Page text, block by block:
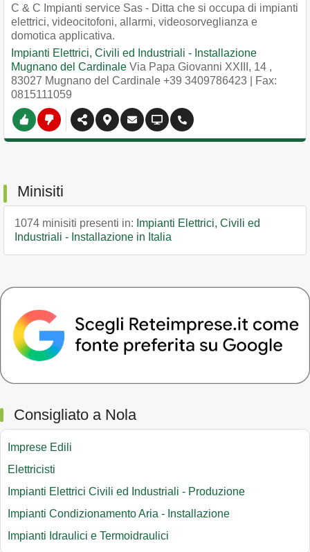
C & C Impianti service Sas - Ditta che si occupa di impianti
elettrici, videocitofoni, allarmi, videosorveglianza e
domotica applicativa.
Impianti Elettrici, Civili ed Industriali - Installazione
Mugnano del Cardinale Via Papa Giovanni XXIII, 14 ,
83027 Mugnano del Cardinale +39 3409786423 | Fax:
0815111059
Minisiti
1074 minisiti presenti in: Impianti Elettrici, Civili ed
Industriali - Installazione in Italia
Consigliato a Nola
Imprese Edili
Elettricisti
Impianti Elettrici Civili ed Industriali - Produzione
Impianti Condizionamento Aria - Installazione
Impianti Idraulici e Termoidraulici